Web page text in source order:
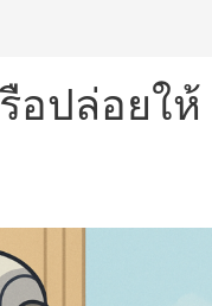
อปล่อยให้